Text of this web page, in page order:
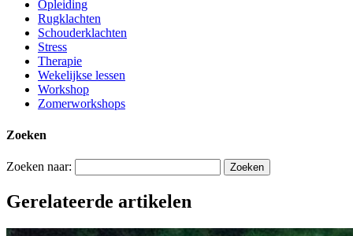
Opleiding
Rugklachten
Schouderklachten
Stress
Therapie
Wekelijkse lessen
Workshop
Zomerworkshops
Zoeken
Zoeken naar:
Gerelateerde artikelen